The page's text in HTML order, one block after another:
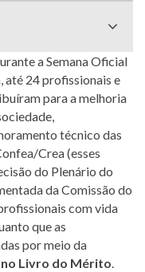
a Semana Oficial
até 24 profissionais e
para a melhoria
técnico das
Crea (esses
do Plenário do
da Comissão do
com vida
que as
por meio da
Livro do Mérito